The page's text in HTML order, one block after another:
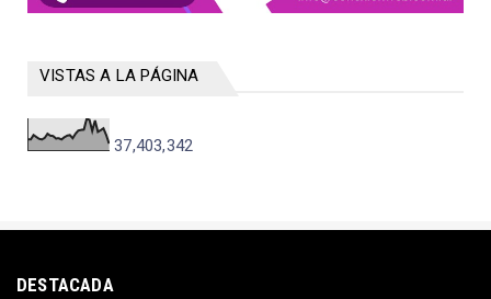
VISTAS A LA PÁGINA
37,403,342
DESTACADA